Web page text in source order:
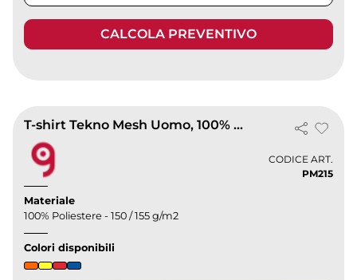
CALCOLA PREVENTIVO
T-shirt Tekno Mesh Uomo, 100% Poliestere Fluo, Quick Dry 150g
CODICE ART.
PM215
Materiale
100% Poliestere - 150 / 155 g/m2
Colori disponibili